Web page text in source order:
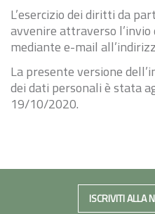
L’esercizio dei diritti da
avvenire attraverso
mediante e-mail
La presente versione
dei dati personali è stata
19/10/2020.
ISCRIVITI ALLA